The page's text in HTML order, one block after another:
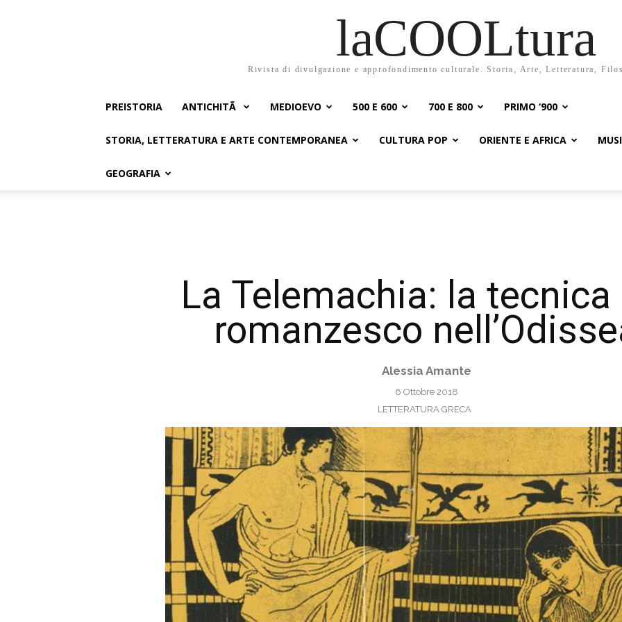
laCOOLtura
Rivista di divulgazione e approfondimento culturale. Storia, Arte, Letteratura,
PREISTORIA ANTICHITÃ MEDIOEVO 500 E 600 700 E 800 PRIMO ‘900
STORIA, LETTERATURA E ARTE CONTEMPORANEA CULTURA POP ORIENTE E AFRICA
GEOGRAFIA
La Telemachia: la tecnica
romanzesco
Alessia Amante
6 Ottobre 2018
LETTERATURA GRECA